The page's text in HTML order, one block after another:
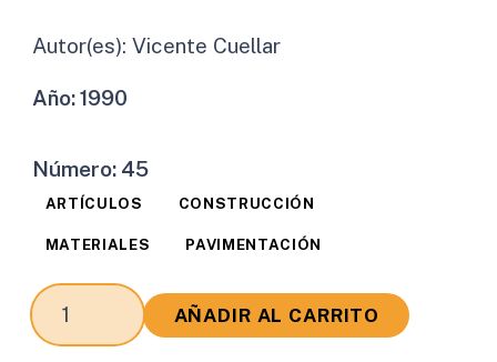
Autor(es): Vicente Cuellar
Año:1990
Número: 45
ARTÍCULOS CONSTRUCCIÓN
MATERIALES PAVIMENTACIÓN
Métodos
Habituales
AÑADIR AL CARRITO